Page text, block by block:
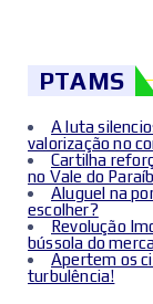
PTAMS
A luta
valorização no
Cartilha
no Vale do
Aluguel na
escolher?
Revolução
bússola do
Apertem os
turbulência!